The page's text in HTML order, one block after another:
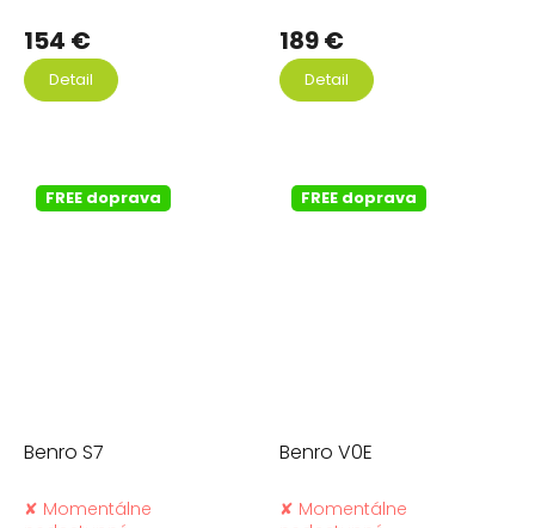
154 €
Detail
189 €
Detail
FREE doprava
Benro S7
✘ Momentálne
FREE doprava
Benro V0E
✘ Momentálne